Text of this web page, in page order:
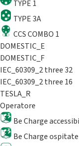
TYPE 1
TYPE 3A
CCS COMBO 1
DOMESTIC_E
DOMESTIC_F
IEC_60309_2 three 32
IEC_60309_2 three 16
TESLA_R
Operatore
Be Charge
Be Charge